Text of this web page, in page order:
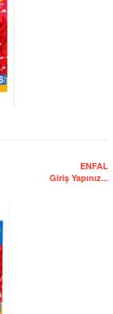
ENFAL
Giriş Yapınız...